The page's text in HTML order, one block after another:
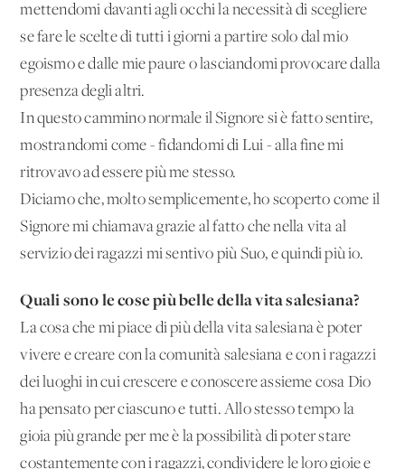
mettendomi davanti agli occhi la necessità di scegliere
se fare le scelte di tutti i giorni a partire solo dal mio
egoismo e dalle mie paure o lasciandomi provocare dalla
presenza degli altri.
In questo cammino normale il Signore si è fatto sentire,
mostrandomi come - fidandomi di Lui - alla fine mi
ritrovavo ad essere più me stesso.
Diciamo che, molto semplicemente, ho scoperto come il
Signore mi chiamava grazie al fatto che nella vita al
servizio dei ragazzi mi sentivo più Suo, e quindi più io.
Quali sono le cose più belle della vita salesiana?
La cosa che mi piace di più della vita salesiana è poter
vivere e creare con la comunità salesiana e con i ragazzi
dei luoghi in cui crescere e conoscere assieme cosa Dio
ha pensato per ciascuno e tutti. Allo stesso tempo la
gioia più grande per me è la possibilità di poter stare
costantemente con i ragazzi, condividere le loro gioie e